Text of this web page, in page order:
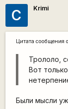
С Krimi
Цитата сообщения
Трололо,
Вот
Были мысли